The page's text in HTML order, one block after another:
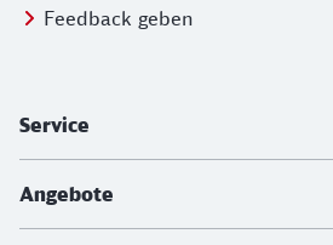
Feedback geben
Service
Angebote